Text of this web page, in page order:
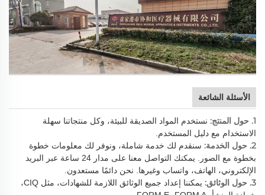
الأسئلة الشائعة
1. حول المنتج:
نستخدم المواد الصديقة للبيئة، وكل منتجاتنا سهلة
الاستخدام مع دليل المستخدم.
2. حول الخدمة:
سنقدم لك خدمة شاملة، ونوفر لك معلومات خطوة
بخطوة مع الصور. يمكنك التواصل معنا على مدار 24 ساعة عبر البريد
الإلكتروني، الهاتف، واتساب وغيرها. نحن دائمًا مستعدون.
3. حول الوثائق:
يمكننا إعداد جميع الوثائق اللازمة للشهادات، مثل CIQ،